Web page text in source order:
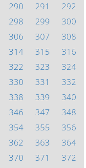
290 291
292
298 299
300
306 307
308
314 315
316
322 323
324
330 331
332
338 339
340
346 347
348
354 355
356
362 363
364
370 371
372